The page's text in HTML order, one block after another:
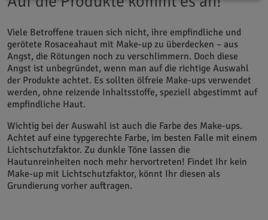
Viele Betroffene trauen sich nicht, ihre empfindliche und
gerötete Rosaceahaut mit Make-up zu überdecken – aus
Angst, die Rötungen noch zu verschlimmern. Doch diese
Angst ist unbegründet, wenn man auf die richtige Auswahl
der Produkte achtet. Es sollten ölfreie Make-ups verwendet
werden, ohne reizende Inhaltsstoffe, speziell abgestimmt auf
empfindliche Haut.
Wichtig bei der Auswahl ist auch die Farbe des Make-ups.
Achtet auf eine typgerechte Farbe, im besten Falle mit einem
Lichtschutzfaktor. Zu dunkle Töne lassen die
Hautunreinheiten noch mehr hervortreten! Findet Ihr kein
Make-up mit Lichtschutzfaktor, könnt Ihr diesen als
Grundierung vorher auftragen.